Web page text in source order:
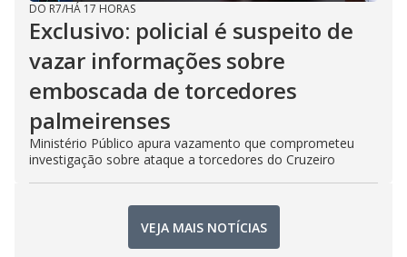
DO R7/HÁ 17 HORAS
Exclusivo: policial é suspeito de
vazar informações sobre
emboscada de torcedores
palmeirenses
Ministério Público apura vazamento que comprometeu
investigação sobre ataque a torcedores do Cruzeiro
VEJA MAIS NOTÍCIAS